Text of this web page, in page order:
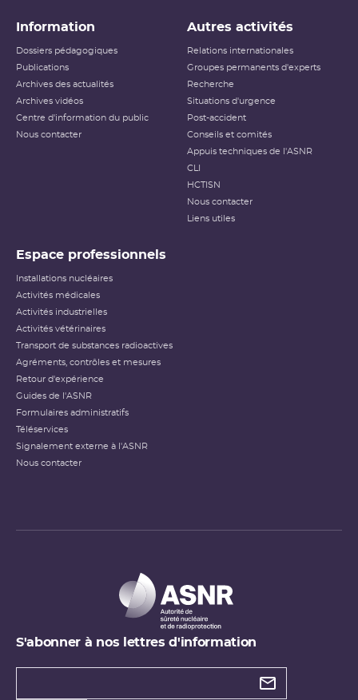
Information
Dossiers pédagogiques
Publications
Archives des actualités
Archives vidéos
Centre d'information du public
Nous contacter
Autres activités
Relations internationales
Groupes permanents d'experts
Recherche
Situations d'urgence
Post-accident
Conseils et comités
Appuis techniques de l'ASNR
CLI
HCTISN
Nous contacter
Liens utiles
Espace professionnels
Installations nucléaires
Activités médicales
Activités industrielles
Activités vétérinaires
Transport de substances radioactives
Agréments, contrôles et mesures
Retour d'expérience
Guides de l'ASNR
Formulaires administratifs
Téléservices
Signalement externe à l'ASNR
Nous contacter
S'abonner à nos lettres d'information
Types de